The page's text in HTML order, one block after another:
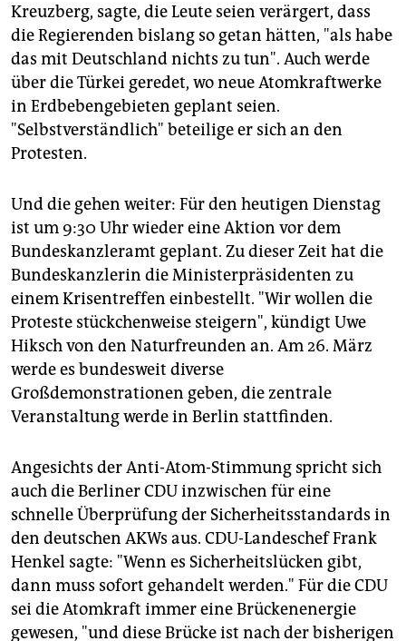
Kreuzberg, sagte, die Leute seien verärgert, dass
die Regierenden bislang so getan hätten, "als habe
das mit Deutschland nichts zu tun". Auch werde
über die Türkei geredet, wo neue Atomkraftwerke
in Erdbebengebieten geplant seien.
"Selbstverständlich" beteilige er sich an den
Protesten.
Und die gehen weiter: Für den heutigen Dienstag
ist um 9:30 Uhr wieder eine Aktion vor dem
Bundeskanzleramt geplant. Zu dieser Zeit hat die
Bundeskanzlerin die Ministerpräsidenten zu
einem Krisentreffen einbestellt. "Wir wollen die
Proteste stückchenweise steigern", kündigt Uwe
Hiksch von den Naturfreunden an. Am 26. März
werde es bundesweit diverse
Großdemonstrationen geben, die zentrale
Veranstaltung werde in Berlin stattfinden.
Angesichts der Anti-Atom-Stimmung spricht sich
auch die Berliner CDU inzwischen für eine
schnelle Überprüfung der Sicherheitsstandards in
den deutschen AKWs aus. CDU-Landeschef Frank
Henkel sagte: "Wenn es Sicherheitslücken gibt,
dann muss sofort gehandelt werden." Für die CDU
sei die Atomkraft immer eine Brückenenergie
gewesen, "und diese Brücke ist nach der bisherigen